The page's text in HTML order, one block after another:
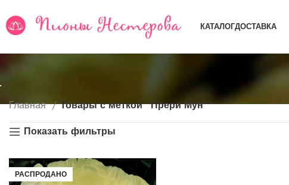
КАТАЛОГДОСТАВКА
Главная Товары с меткой “Прери Мун”
Показать фильтры
РАСПРОДАНО